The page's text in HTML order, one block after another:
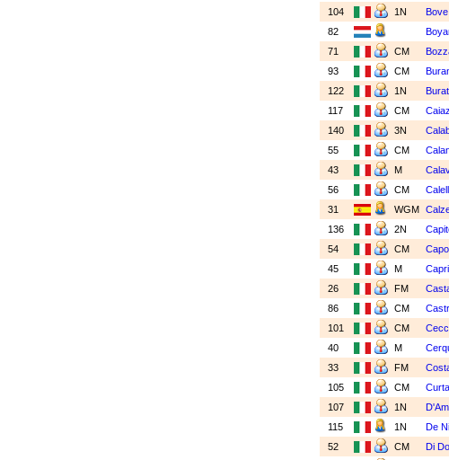
104
1N
82
71
CM
93
CM
122
1N
117
CM
140
3N
55
CM
43
M
56
CM
31
WGM
136
2N
54
CM
45
M
26
FM
86
CM
101
CM
40
M
33
FM
105
CM
107
1N
115
1N De
52
CM Di